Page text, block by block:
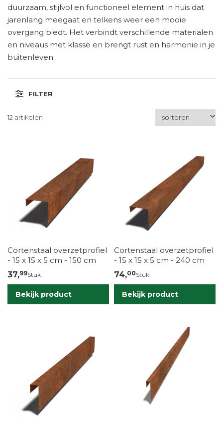
duurzaam, stijlvol en functioneel element in huis dat
jarenlang meegaat en telkens weer een mooie
overgang biedt. Het verbindt verschillende materialen
en niveaus met klasse en brengt rust en harmonie in je
buitenleven.
FILTER
12 artikelen
Cortenstaal overzetprofiel
- 15 x 15 x 5 cm - 150 cm
37,99Stuk
Bekijk product
Cortenstaal overzetprofiel
- 15 x 15 x 5 cm - 240 cm
74,00Stuk
Bekijk product